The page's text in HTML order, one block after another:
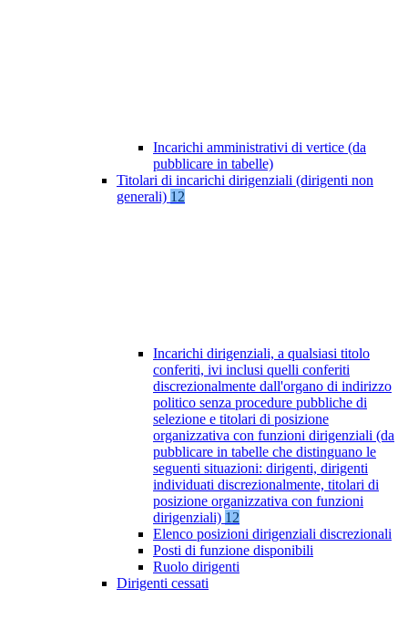
Incarichi amministrativi di vertice (da
pubblicare in tabelle)
Titolari di incarichi dirigenziali (dirigenti non
generali) 12
Incarichi dirigenziali, a qualsiasi titolo
conferiti, ivi inclusi quelli conferiti
discrezionalmente dall'organo di indirizzo
politico senza procedure pubbliche di
selezione e titolari di posizione
organizzativa con funzioni dirigenziali (da
pubblicare in tabelle che distinguano le
seguenti situazioni: dirigenti, dirigenti
individuati discrezionalmente, titolari di
posizione organizzativa con funzioni
dirigenziali) 12
Elenco posizioni dirigenziali discrezionali
Posti di funzione disponibili
Ruolo dirigenti
Dirigenti cessati